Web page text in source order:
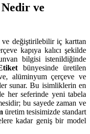
ve
ve değiştirilebilir iç karttan
kapıya kalıcı şekilde
bilgisi istenildiğinde
bünyesinde üretilen
alüminyum çerçeve ve
sunar. Bu isimliklerin en
her seferinde yeni tabela
bu sayede zaman ve
üretim tesisimizde standart
kadar geniş bir model